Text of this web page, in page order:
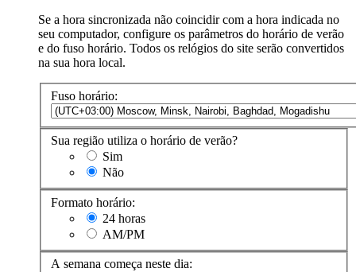
Se a hora sincronizada não coincidir com a hora indicada no
seu computador, configure os parâmetros do horário de verão
e do fuso horário. Todos os relógios do site serão convertidos
na sua hora local.
Fuso horário:
Sua região utiliza o horário de verão?
Sim
Não
Formato horário:
24 horas
AM/PM
A semana começa neste dia: